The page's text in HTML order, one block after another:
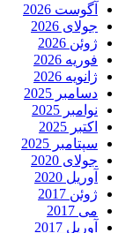
آگوست 2026
جولای 2026
ژوئن 2026
فوریه 2026
ژانویه 2026
دسامبر 2025
نوامبر 2025
اکتبر 2025
سپتامبر 2025
جولای 2020
آوریل 2020
ژوئن 2017
می 2017
آوریل 2017